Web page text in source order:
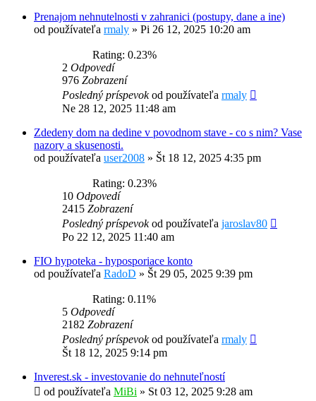
Prenajom nehnutelnosti v zahranici (postupy, dane a ine)
od používateľa rmaly » Pi 26 12, 2025 10:20 am
Rating: 0.23%
2 Odpovedí
976 Zobrazení
Posledný príspevokod používateľa rmaly
Ne 28 12, 2025 11:48 am
Zdedeny dom na dedine v povodnom stave - co s nim? Vase
nazory a skusenosti.
od používateľa user2008 » Št 18 12, 2025 4:35 pm
Rating: 0.23%
10 Odpovedí
2415 Zobrazení
Posledný príspevokod používateľa jaroslav80
Po 22 12, 2025 11:40 am
FIO hypoteka - hyposporiace konto
od používateľa RadoD » Št 29 05, 2025 9:39 pm
Rating: 0.11%
5 Odpovedí
2182 Zobrazení
Posledný príspevokod používateľa rmaly
Št 18 12, 2025 9:14 pm
Inverest.sk - investovanie do nehnuteľností
od používateľa MiBi » St 03 12, 2025 9:28 am